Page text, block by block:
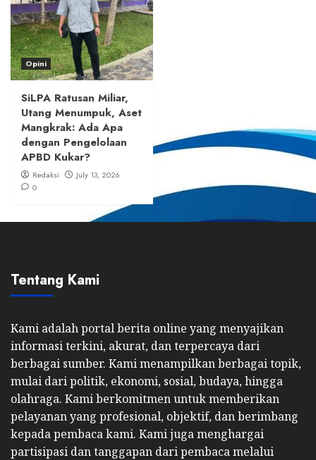
Opini
SiLPA Ratusan Miliar,
Utang Menumpuk, Aset
Mangkrak: Ada Apa
dengan Pengelolaan
APBD Kukar?
Redaksi
July 13, 2026
0
Tentang Kami
Kami adalah portal berita online yang menyajikan
informasi terkini, akurat, dan terpercaya dari
berbagai sumber. Kami menampilkan berbagai topik,
mulai dari politik, ekonomi, sosial, budaya, hingga
olahraga. Kami berkomitmen untuk memberikan
pelayanan yang profesional, objektif, dan berimbang
kepada pembaca kami. Kami juga menghargai
partisipasi dan tanggapan dari pembaca melalui